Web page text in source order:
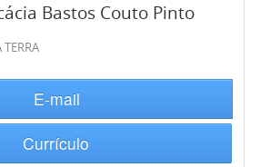
Bastos Couto Pinto
TERRA
E-mail
Currículo